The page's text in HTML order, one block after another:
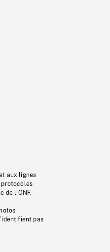
aux lignes
protocoles
de l’ONF.
pas